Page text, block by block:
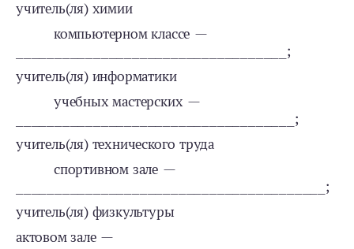
учитель(ля) химии
компьютерном классе —
___________________________________;
учитель(ля) информатики
учебных мастерских —
____________________________________;
учитель(ля) технического труда
спортивном зале —
________________________________________;
учитель(ля) физкультуры
актовом зале —